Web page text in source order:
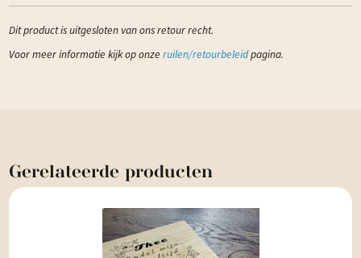
Dit product is uitgesloten van ons retour recht.
Voor meer informatie kijk op onzeruilen/retourbeleidpagina.
Gerelateerde producten